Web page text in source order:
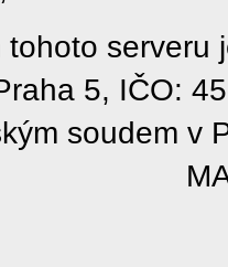
tohoto
5, IČO:
soudem v